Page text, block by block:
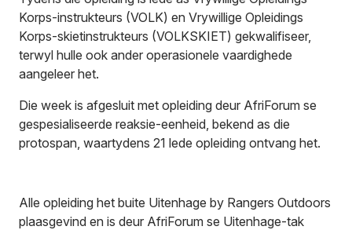
Korps-instrukteurs (VOLK) en Vrywillige Opleidings
Korps-skietinstrukteurs (VOLKSKIET) gekwalifiseer,
terwyl hulle ook ander operasionele vaardighede
aangeleer het.
Die week is afgesluit met opleiding deur AfriForum se
gespesialiseerde reaksie-eenheid, bekend as die
protospan, waartydens 21 lede opleiding ontvang het.
Alle opleiding het buite Uitenhage by Rangers Outdoors
plaasgevind en is deur AfriForum se Uitenhage-tak